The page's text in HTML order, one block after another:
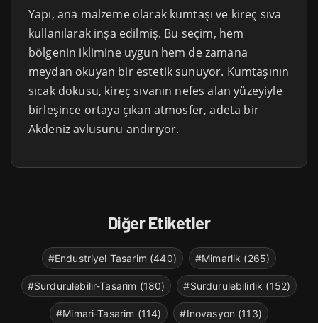
Yapı, ana malzeme olarak kumtaşı ve kireç sıva
kullanılarak inşa edilmiş. Bu seçim, hem
bölgenin iklimine uygun hem de zamana
meydan okuyan bir estetik sunuyor. Kumtaşının
sıcak dokusu, kireç sıvanın nefes alan yüzeyiyle
birleşince ortaya çıkan atmosfer, adeta bir
Akdeniz avlusunu andırıyor.
Diğer Etiketler
#Endustriyel Tasarim (440) #Mimarlik (265)
#Surdurulebilir-Tasarim (180) #Surdurulebilirlik (152)
#Mimari-Tasarim (114) #Inovasyon (113)